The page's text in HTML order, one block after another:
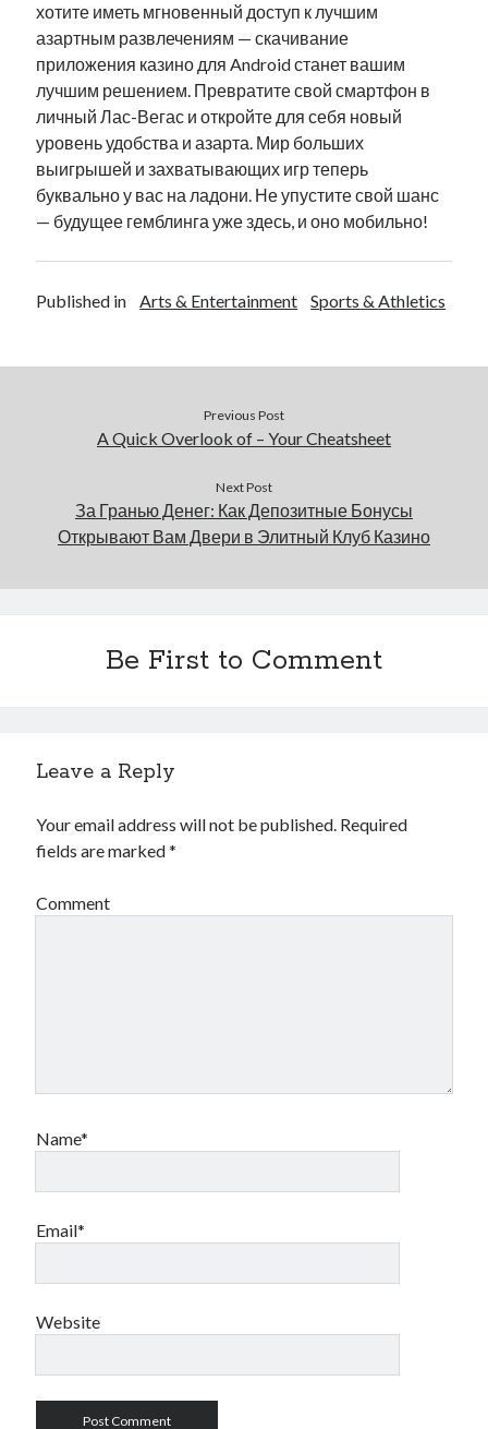
хотите иметь мгновенный доступ к лучшим
азартным развлечениям — скачивание
приложения казино для Android станет вашим
лучшим решением. Превратите свой смартфон в
личный Лас-Вегас и откройте для себя новый
уровень удобства и азарта. Мир больших
выигрышей и захватывающих игр теперь
буквально у вас на ладони. Не упустите свой шанс
— будущее гемблинга уже здесь, и оно мобильно!
Published in Arts & Entertainment Sports & Athletics
Previous Post
A Quick Overlook of – Your Cheatsheet
Next Post
За Гранью Денег: Как Депозитные Бонусы
Открывают Вам Двери в Элитный Клуб Казино
Be First to Comment
Leave a Reply
Your email address will not be published. Required
fields are marked*
Comment
Name*
Email*
Website